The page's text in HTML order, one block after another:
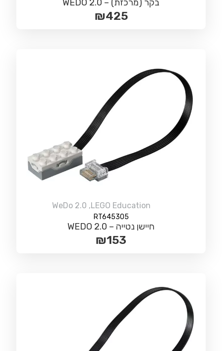
בקר (מרכזת) – WEDO 2.0
₪425
LEGO Education
,
WeDo 2.0
RT645305
חיישן נטייה – WEDO 2.0
₪153